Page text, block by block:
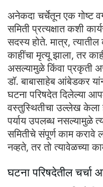
अनेकदा चर्चेतून एक गोष्ट
समिती प्रत्यक्षात कशी
सदस्य होते. मात्र, त्यातील
काहींचा मृत्यू झाला, तर
असल्यामुळे किंवा प्रकृती
डॉ. बाबासाहेब आंबेडकर
घटना परिषदेत दिलेल्या
वस्तुस्थितीचा उल्लेख केला
पर्याय उपलब्ध नसल्यामुळे
समितीचे संपूर्ण काम
नव्हते, तर तो त्यावेळच्या
घटना परिषदेतील